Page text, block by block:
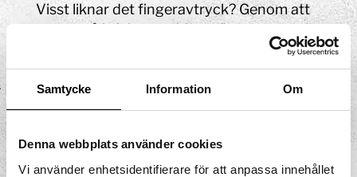
Samtycke Information Om
Denna webbplats använder cookies
Vi använder enhetsidentifierare för att anpassa innehållet
Visst liknar det fingeravtryck? Genom att
snurra på brickan suddas mönstret ut och
mönsterbildningen börjar om på nytt.
Mönstret visar hur värme transporteras i
av en pump, fläkt eller liknande utrustning.